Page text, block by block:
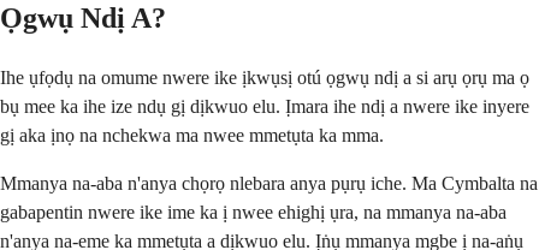
Ọgwụ Ndị A?
Ihe ụfọdụ na omume nwere ike ịkwụsị otú ọgwụ ndị a si arụ ọrụ ma ọ
bụ mee ka ihe ize ndụ gị dịkwuo elu. Ịmara ihe ndị a nwere ike inyere
gị aka ịnọ na nchekwa ma nwee mmetụta ka mma.
Mmanya na-aba n'anya chọrọ nlebara anya pụrụ iche. Ma Cymbalta na
gabapentin nwere ike ime ka ị nwee ehighị ụra, na mmanya na-aba
n'anya na-eme ka mmetụta a dịkwuo elu. Ịṅụ mmanya mgbe ị na-aṅụ